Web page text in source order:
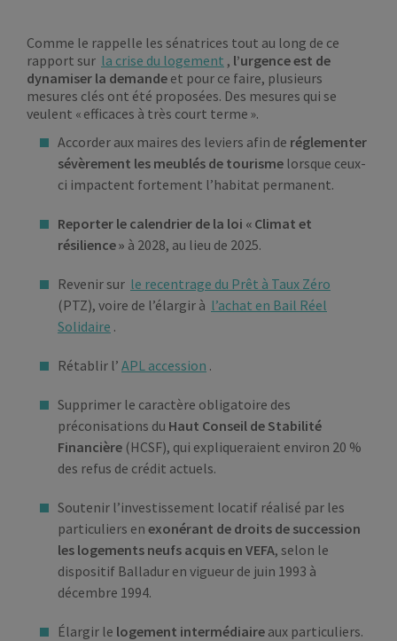
Comme le rappelle les sénatrices tout au long de ce
rapport sur la crise du logement , l’urgence est de
dynamiser la demande et pour ce faire, plusieurs
mesures clés ont été proposées. Des mesures qui se
veulent « efficaces à très court terme ».
Accorder aux maires des leviers afin de réglementer
sévèrement les meublés de tourisme lorsque ceux-
ci impactent fortement l’habitat permanent.
Reporter le calendrier de la loi « Climat et
résilience » à 2028, au lieu de 2025.
Revenir sur le recentrage du Prêt à Taux Zéro
(PTZ), voire de l’élargir à l’achat en Bail Réel
Solidaire .
Rétablir l’ APL accession .
Supprimer le caractère obligatoire des
préconisations du Haut Conseil de Stabilité
Financière (HCSF), qui expliqueraient environ 20 %
des refus de crédit actuels.
Soutenir l’investissement locatif réalisé par les
particuliers en exonérant de droits de succession
les logements neufs acquis en VEFA, selon le
dispositif Balladur en vigueur de juin 1993 à
décembre 1994.
Élargir le logement intermédiaire aux particuliers.